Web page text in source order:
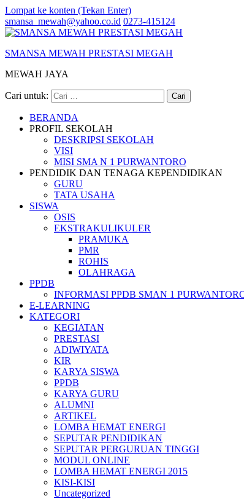
Lompat ke konten (Tekan Enter)
smansa_mewah@yahoo.co.id 0273-415124
SMANSA MEWAH PRESTASI MEGAH
MEWAH JAYA
Cari untuk:
BERANDA
PROFIL SEKOLAH
DESKRIPSI SEKOLAH
VISI
MISI SMA N 1 PURWANTORO
PENDIDIK DAN TENAGA KEPENDIDIKAN
GURU
TATA USAHA
SISWA
OSIS
EKSTRAKULIKULER
PRAMUKA
PMR
ROHIS
OLAHRAGA
PPDB
INFORMASI PPDB SMAN 1
E-LEARNING
KATEGORI
KEGIATAN
PRESTASI
ADIWIYATA
KIR
KARYA SISWA
PPDB
KARYA GURU
ALUMNI
ARTIKEL
LOMBA HEMAT ENERGI
SEPUTAR PENDIDIKAN
SEPUTAR PERGURUAN TINGGI
MODUL ONLINE
LOMBA HEMAT ENERGI 2015
KISI-KISI
Uncategorized